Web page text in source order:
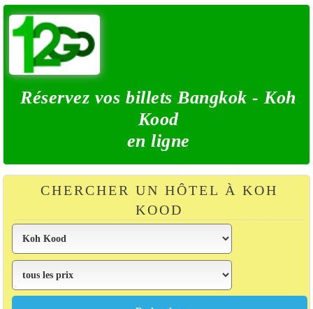
Réservez vos billets Bangkok - Koh
Kood
en ligne
CHERCHER UN HÔTEL À KOH
KOOD